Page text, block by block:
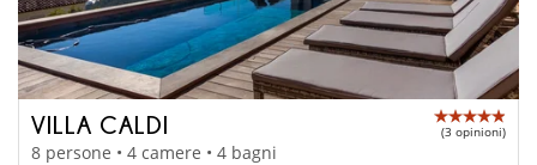
VILLA CALDI (3 opinioni)
8 persone • 4 camere • 4 bagni